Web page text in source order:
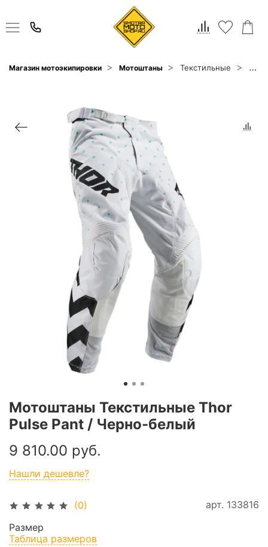
Магазин мотоэкипировки Мотоштаны Текстильные Thor
(0) арт. 133816
Мотоштаны Текстильные Thor
Pulse Pant / Черно-белый
9 810.00 руб.
Нашли дешевле?
Размер
Таблица размеров